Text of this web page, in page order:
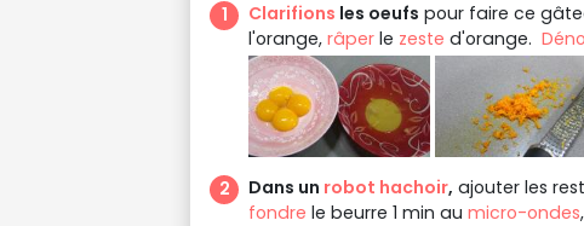
Clarifions les oeufs pour faire ce
l'orange, râper le zeste d'orange.
Dans un robot hachoir, ajouter les
fondre le beurre 1 min au micro-ondes